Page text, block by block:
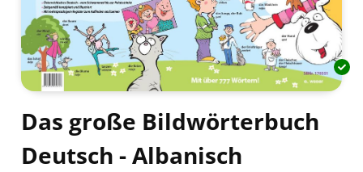
Das große Bildwörterbuch
Deutsch - Albanisch